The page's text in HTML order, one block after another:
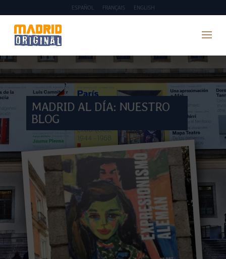
ESPAÑOL FRANÇAIS ENGLISH
MADRID AL DÍA: NUESTRO
BLOG